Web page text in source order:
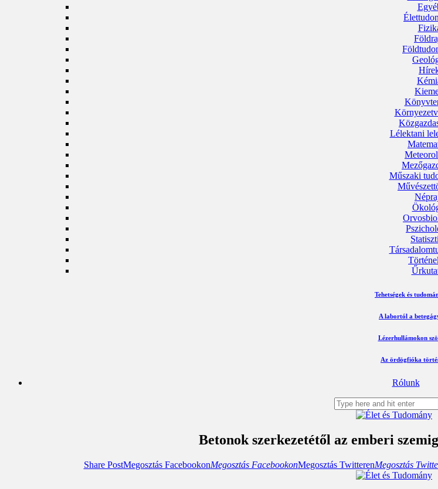
Lélektani
Műszaki
Tehetségek és
A labortól a
Lézerhullámokon
Az ördögfióka
Rólunk
Betonok szerkezetétől az emberi
Share PostMegosztás FacebookonMegosztás FacebookonMegosztás TwitterenMegosztás